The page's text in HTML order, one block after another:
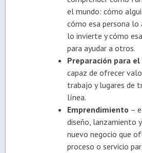
el mundo: cómo
cómo esa persona lo
lo invierte y cómo
para ayudar a otros.
Preparación para
capaz de ofrecer
trabajo y lugares de
línea.
Emprendimiento –
diseño, lanzamiento
nuevo negocio que
proceso o servicio